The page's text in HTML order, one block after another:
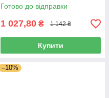
таймером та магнітом (-10°C
до +300°C)
Готово до відправки
1 027,80 ₴ 1 142 ₴
Купити
–10%